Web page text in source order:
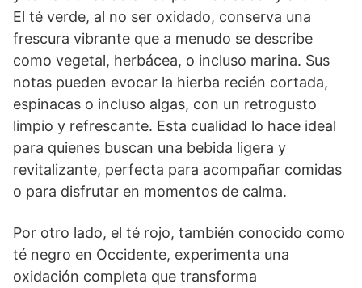
El té verde, al no ser oxidado, conserva una
frescura vibrante que a menudo se describe
como vegetal, herbácea, o incluso marina. Sus
notas pueden evocar la hierba recién cortada,
espinacas o incluso algas, con un retrogusto
limpio y refrescante. Esta cualidad lo hace ideal
para quienes buscan una bebida ligera y
revitalizante, perfecta para acompañar comidas
o para disfrutar en momentos de calma.
Por otro lado, el té rojo, también conocido como
té negro en Occidente, experimenta una
oxidación completa que transforma